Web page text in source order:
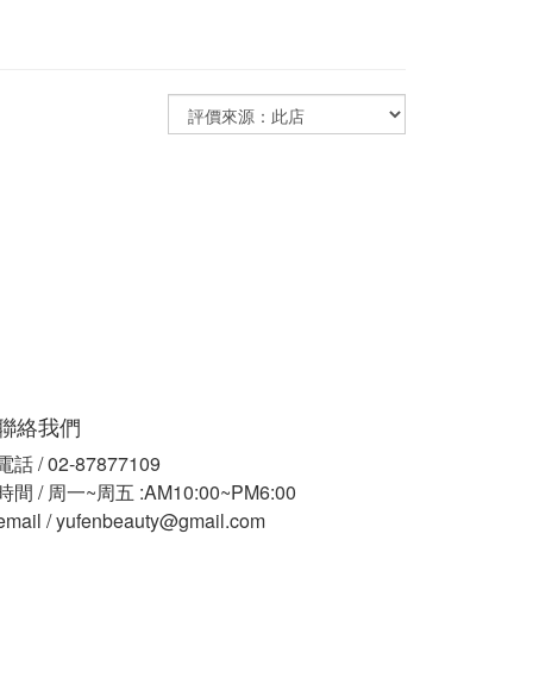
絡我們
話 / 02-87877109
間 / 周一~周五 :AM10:00~PM6:00
/ yufenbeauty@gmail.com